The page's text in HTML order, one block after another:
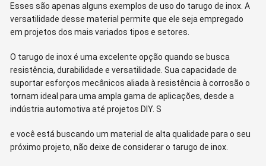
Esses são apenas alguns exemplos de uso do tarugo de inox. A
versatilidade desse material permite que ele seja empregado
em projetos dos mais variados tipos e setores.
O tarugo de inox é uma excelente opção quando se busca
resistência, durabilidade e versatilidade. Sua capacidade de
suportar esforços mecânicos aliada à resistência à corrosão o
tornam ideal para uma ampla gama de aplicações, desde a
indústria automotiva até projetos DIY. S
e você está buscando um material de alta qualidade para o seu
próximo projeto, não deixe de considerar o tarugo de inox.